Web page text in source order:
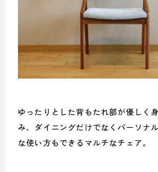
ゆったりとした背もたれ部が優しく
み、ダイニングだけでなくパーソナ
な使い方もできるマルチなチェア。